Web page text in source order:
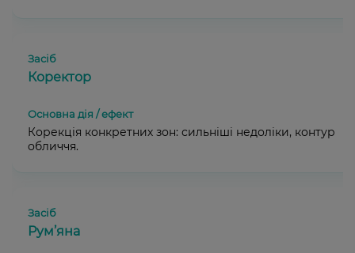
Коректор
Корекція конкретних зон: сильніші недоліки, контур
обличчя.
Рум’яна